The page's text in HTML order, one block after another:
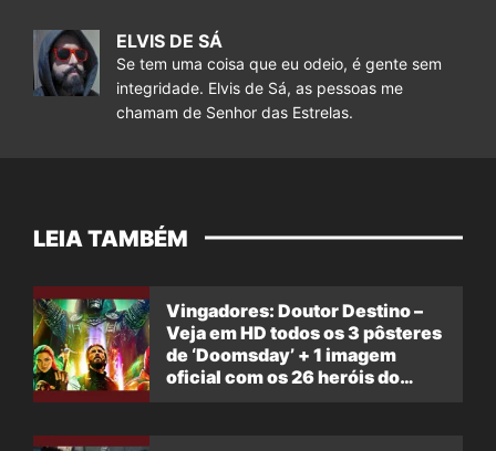
ELVIS DE SÁ
Se tem uma coisa que eu odeio, é gente sem
integridade. Elvis de Sá, as pessoas me
chamam de Senhor das Estrelas.
LEIA TAMBÉM
Vingadores: Doutor Destino –
Veja em HD todos os 3 pôsteres
de ‘Doomsday’ + 1 imagem
oficial com os 26 heróis do